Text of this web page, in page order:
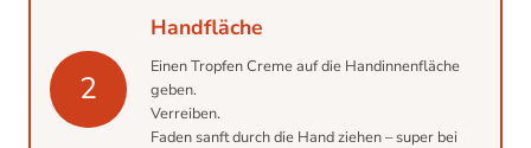
2
Handfläche
Einen Tropfen Creme auf die Handinnenfläche
geben.
Verreiben.
Faden sanft durch die Hand ziehen – super bei